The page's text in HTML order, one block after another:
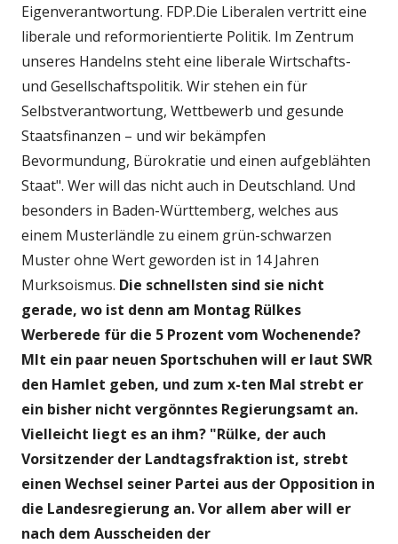
Eigenverantwortung. FDP.Die Liberalen vertritt eine
liberale und reformorientierte Politik. Im Zentrum
unseres Handelns steht eine liberale Wirtschafts-
und Gesellschaftspolitik. Wir stehen ein für
Selbstverantwortung, Wettbewerb und gesunde
Staatsfinanzen – und wir bekämpfen
Bevormundung, Bürokratie und einen aufgeblähten
Staat". Wer will das nicht auch in Deutschland. Und
besonders in Baden-Württemberg, welches aus
einem Musterländle zu einem grün-schwarzen
Muster ohne Wert geworden ist in 14 Jahren
Murksoismus. Die schnellsten sind sie nicht
gerade, wo ist denn am Montag Rülkes
Werberede für die 5 Prozent vom Wochenende?
MIt ein paar neuen Sportschuhen will er laut SWR
den Hamlet geben, und zum x-ten Mal strebt er
ein bisher nicht vergönntes Regierungsamt an.
Vielleicht liegt es an ihm? "Rülke, der auch
Vorsitzender der Landtagsfraktion ist, strebt
einen Wechsel seiner Partei aus der Opposition in
die Landesregierung an.Vor allem aber will er
nach dem Ausscheiden der